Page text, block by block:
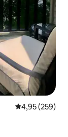
4,95 av 5 i
4,95 (259)